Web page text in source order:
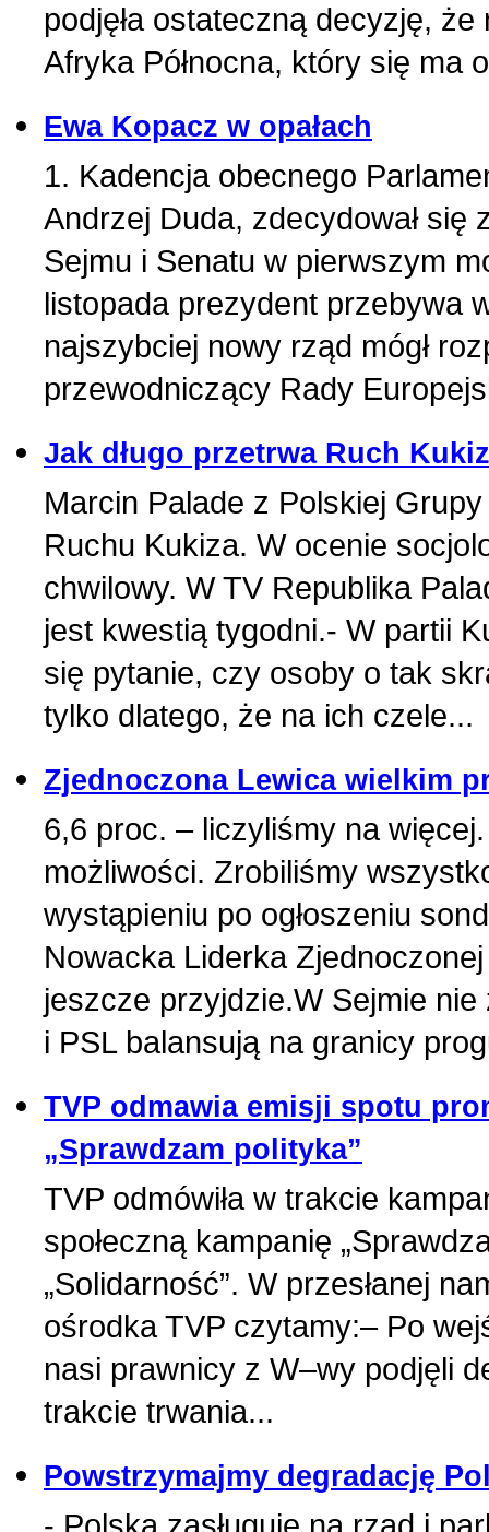
podjęła ostateczną decyzję,
Afryka Północna, który się ma
Ewa Kopacz w opałach
1. Kadencja obecnego
Andrzej Duda, zdecydował się
Sejmu i Senatu w pierwszym
listopada prezydent przebywa
najszybciej nowy rząd mógł
przewodniczący Rady
Jak długo przetrwa Ruch
Marcin Palade z Polskiej
Ruchu Kukiza. W ocenie
chwilowy. W TV Republika
jest kwestią tygodni.- W partii
się pytanie, czy osoby o tak
tylko dlatego, że na ich czele...
Zjednoczona Lewica wielkim
6,6 proc. – liczyliśmy na
możliwości. Zrobiliśmy
wystąpieniu po ogłoszeniu
Nowacka Liderka
jeszcze przyjdzie.W Sejmie
i PSL balansują na granicy
TVP odmawia emisji spotu
„Sprawdzam polityka”
TVP odmówiła w trakcie
społeczną kampanię
„Solidarność”. W przesłanej
ośrodka TVP czytamy:– Po
nasi prawnicy z W–wy podjęli
trakcie trwania...
Powstrzymajmy degradację